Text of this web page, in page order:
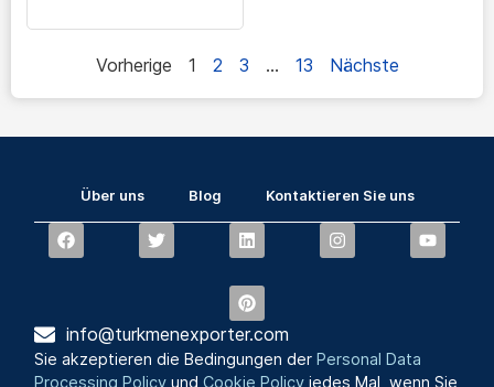
Vorherige 1 2 3 … 13 Nächste
Über uns Blog Kontaktieren Sie uns
info@turkmenexporter.com
Sie akzeptieren die Bedingungen derPersonal Data
Processing Policy undCookie Policy jedes Mal, wenn Sie